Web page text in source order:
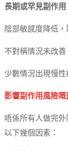
長期或罕見副作用
陰部敏感度降低
不對稱情況未改善
少數情況出現慢性
影響副作用風險嘅
唔係所有人做完
以下幾個因素：